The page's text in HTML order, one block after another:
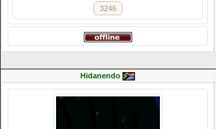
3246
Hidanendo